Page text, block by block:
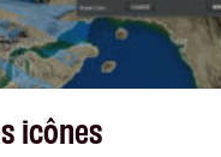
icônes